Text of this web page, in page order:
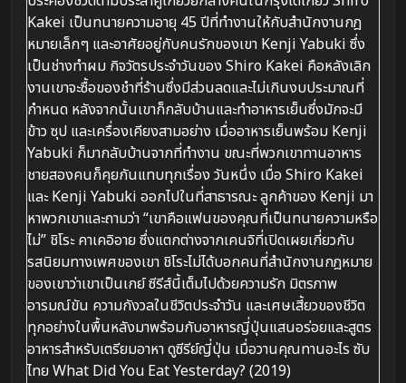
Kakei เป็นทนายความอายุ 45 ปีที่ทำงานให้กับสำนักงานกฎ
หมายเล็กๆ และอาศัยอยู่กับคนรักของเขา Kenji Yabuki ซึ่ง
เป็นช่างทำผม กิจวัตรประจำวันของ Shiro Kakei คือหลังเลิก
งานเขาจะซื้อของชำที่ร้านซึ่งมีส่วนลดและไม่เกินงบประมาณที่
กำหนด หลังจากนั้นเขาก็กลับบ้านและทำอาหารเย็นซึ่งมักจะมี
ข้าว ซุป และเครื่องเคียงสามอย่าง เมื่ออาหารเย็นพร้อม Kenji
Yabuki ก็มากลับบ้านจากที่ทำงาน ขณะที่พวกเขาทานอาหาร
ชายสองคนก็คุยกันแทบทุกเรื่อง วันหนึ่ง เมื่อ Shiro Kakei
และ Kenji Yabuki ออกไปในที่สาธารณะ ลูกค้าของ Kenji มา
หาพวกเขาและถามว่า “เขาคือแฟนของคุณที่เป็นทนายความหรือ
ไม่” ชิโระ คาเคอิอาย ซึ่งแตกต่างจากเคนจิที่เปิดเผยเกี่ยวกับ
รสนิยมทางเพศของเขา ชิโระไม่ได้บอกคนที่สำนักงานกฎหมาย
ของเขาว่าเขาเป็นเกย์ ซีรีส์นี้เต็มไปด้วยความรัก มิตรภาพ
อารมณ์ขัน ความกังวลในชีวิตประจำวัน และเศษเสี้ยวของชีวิต
ทุกอย่างในพื้นหลังมาพร้อมกับอาหารญี่ปุ่นแสนอร่อยและสูตร
อาหารสำหรับเตรียมอาหา ดูซีรีย์ญี่ปุ่น เมื่อวานคุณทานอะไร ซับ
ไทย What Did You Eat Yesterday? (2019)